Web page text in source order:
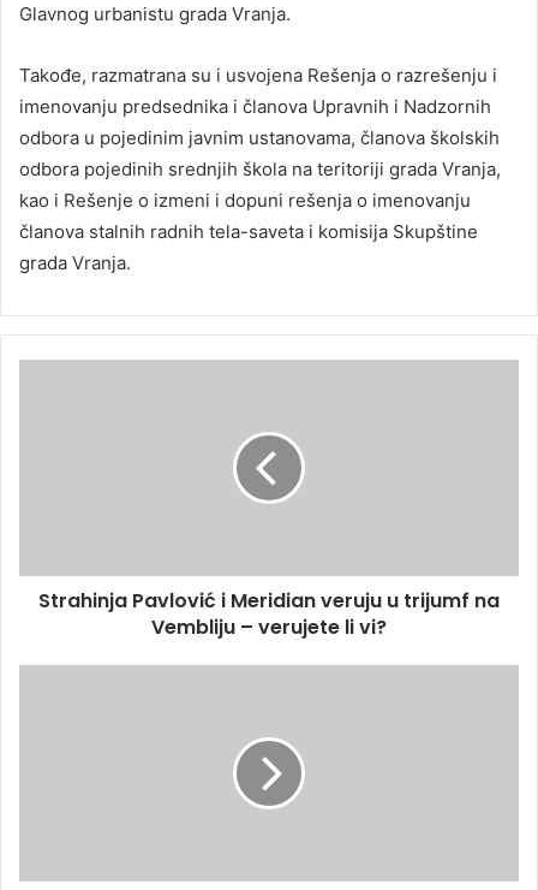
Glavnog urbanistu grada Vranja.
Takođe, razmatrana su i usvojena Rešenja o razrešenju i
imenovanju predsednika i članova Upravnih i Nadzornih
odbora u pojedinim javnim ustanovama, članova školskih
odbora pojedinih srednjih škola na teritoriji grada Vranja,
kao i Rešenje o izmeni i dopuni rešenja o imenovanju
članova stalnih radnih tela-saveta i komisija Skupštine
grada Vranja.
Strahinja Pavlović i Meridian veruju u trijumf na
Vembliju – verujete li vi?